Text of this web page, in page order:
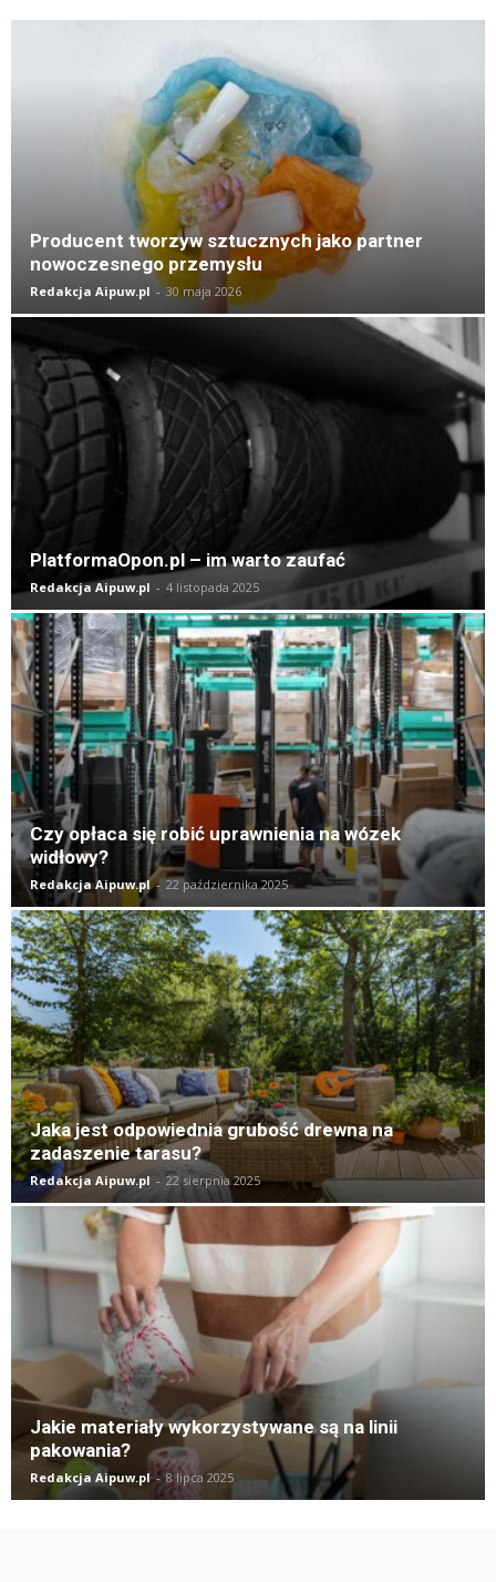
Producent tworzyw sztucznych jako partner
nowoczesnego przemysłu
Redakcja Aipuw.pl - 30 maja 2026
PlatformaOpon.pl – im warto zaufać
Redakcja Aipuw.pl - 4 listopada 2025
Czy opłaca się robić uprawnienia na wózek
widłowy?
Redakcja Aipuw.pl - 22 października 2025
Jaka jest odpowiednia grubość drewna na
zadaszenie tarasu?
Redakcja Aipuw.pl - 22 sierpnia 2025
Jakie materiały wykorzystywane są na linii
pakowania?
Redakcja Aipuw.pl - 8 lipca 2025